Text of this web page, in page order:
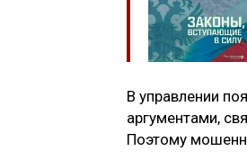
В управлении
аргументами,
Поэтому